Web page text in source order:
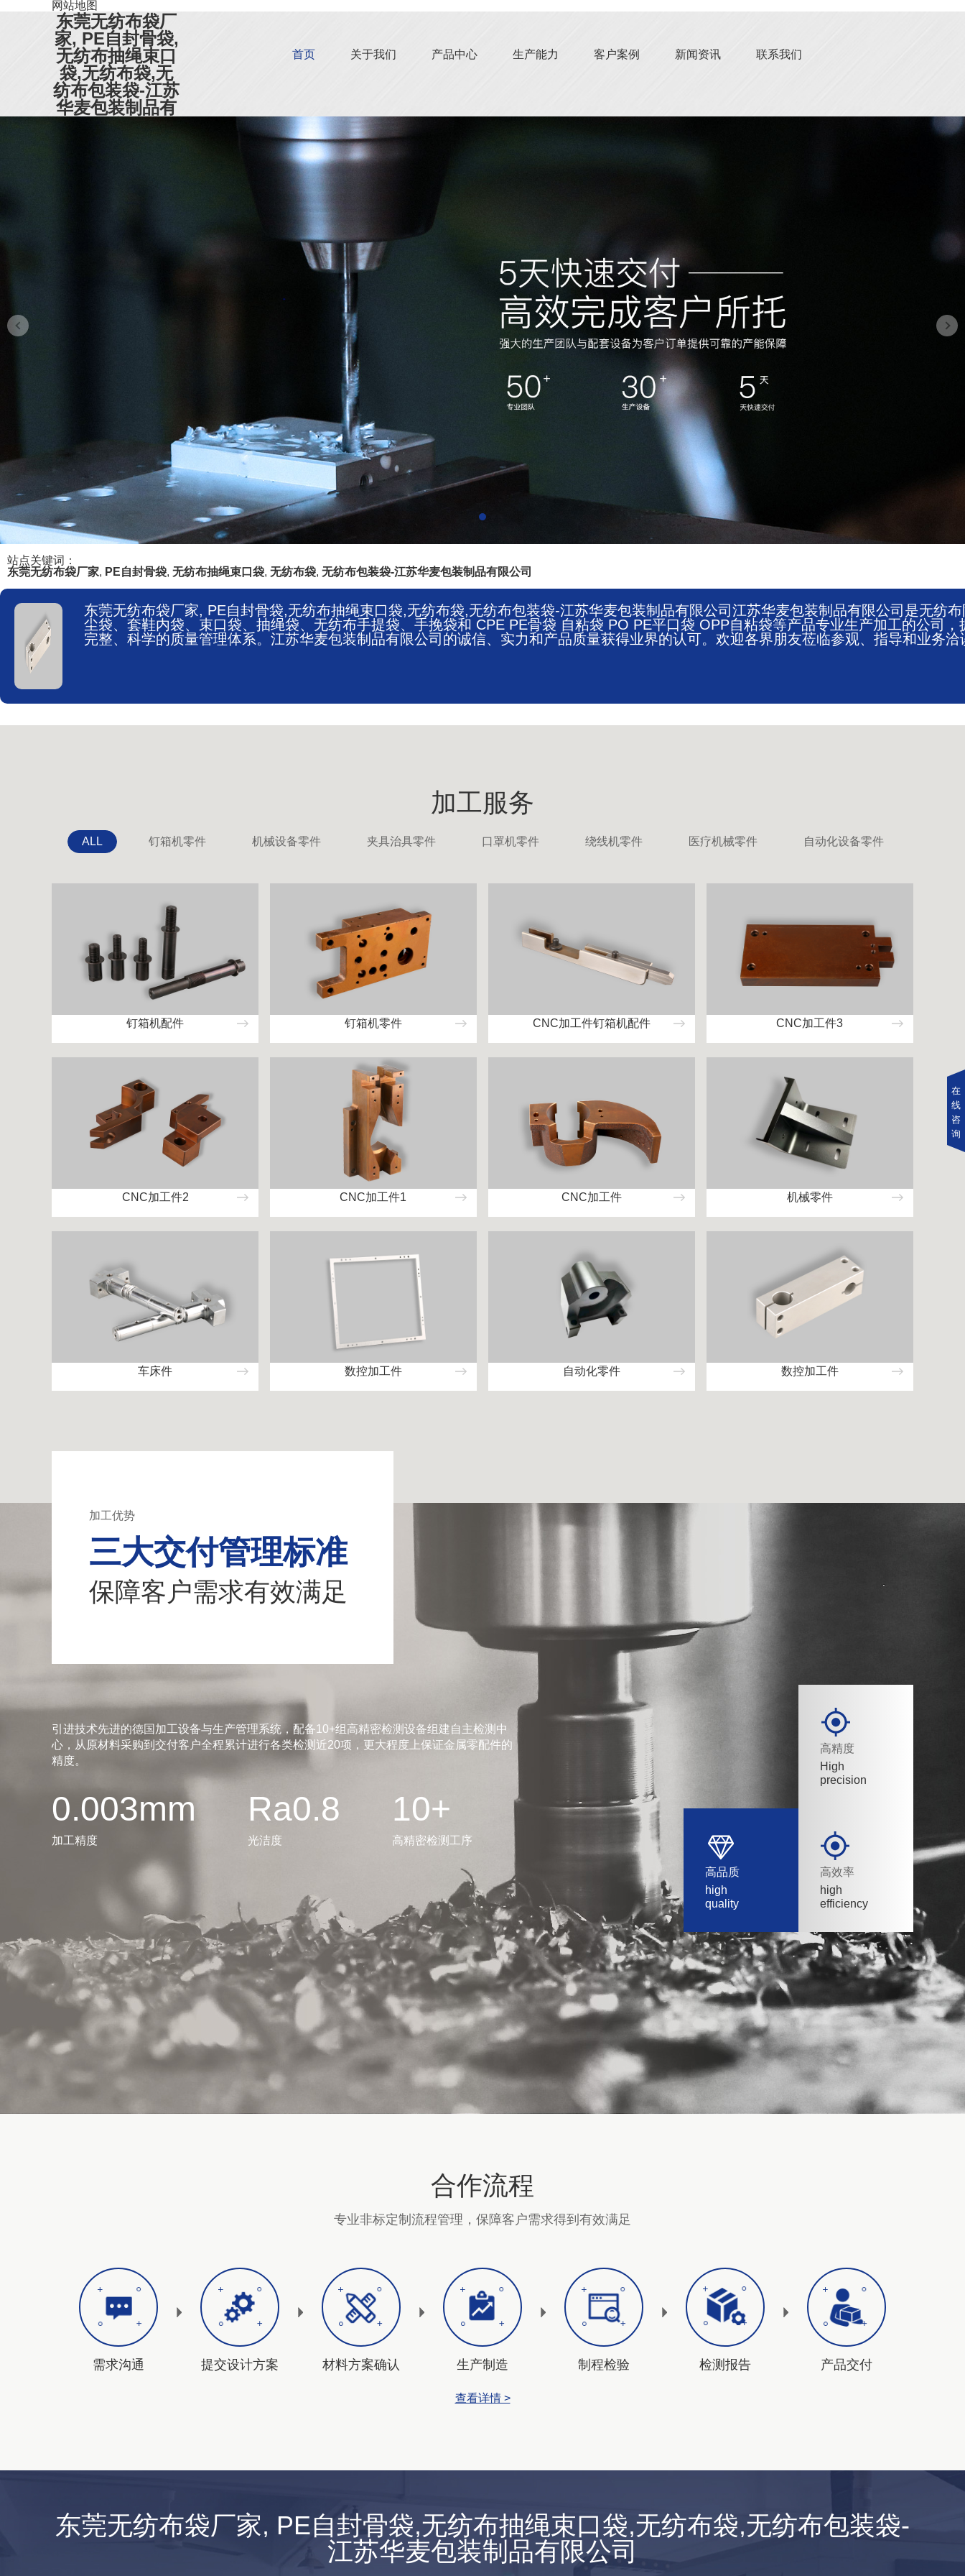
网站地图
东莞无纺布袋厂
家, PE自封骨袋,
无纺布抽绳束口
袋,无纺布袋,无
纺布包装袋-江苏
华麦包装制品有
首页 关于我们 产品中心 生产能力 客户案例 新闻资讯 联系我们
站点关键词：
东莞无纺布袋厂家, PE自封骨袋, 无纺布抽绳束口袋, 无纺布袋, 无纺布包装袋-江苏华麦包装制品有限公司
东莞无纺布袋厂家, PE自封骨袋,无纺布抽绳束口袋,无纺布袋,无纺布包装袋-江苏华麦包装制品有限公司江苏华麦包装制品有限公司是无纺
尘袋、套鞋内袋、束口袋、抽绳袋、无纺布手提袋、手挽袋和 CPE PE骨袋 自粘袋 PO PE平口袋 OPP自粘袋等产品专业生产加工的公司，
完整、科学的质量管理体系。江苏华麦包装制品有限公司的诚信、实力和产品质量获得业界的认可。欢迎各界朋友莅临参观、指导和业务洽
加工服务
ALL 钉箱机零件 机械设备零件 夹具治具零件 口罩机零件 绕线机零件 医疗机械零件 自动化设备零件
钉箱机配件 钉箱机零件 CNC加工件钉箱机配件 CNC加工件3
CNC加工件2 CNC加工件1 CNC加工件 机械零件
车床件 数控加工件 自动化零件 数控加工件
加工优势
三大交付管理标准
保障客户需求有效满足
引进技术先进的德国加工设备与生产管理系统，配备10+组高精密检测设备组建自主检测中
心，从原材料采购到交付客户全程累计进行各类检测近20项，更大程度上保证金属零配件的
精度。
0.003mm
加工精度
Ra0.8
光洁度
10+
高精密检测工序
高精度
High
precision
高品质
high
quality
高效率
high
efficiency
合作流程
专业非标定制流程管理，保障客户需求得到有效满足
需求沟通 提交设计方案 材料方案确认 生产制造 制程检验 检测报告 产品交付
查看详情 >
东莞无纺布袋厂家, PE自封骨袋,无纺布抽绳束口袋,无纺布袋,无纺布包装袋-
江苏华麦包装制品有限公司
在
线
咨
询